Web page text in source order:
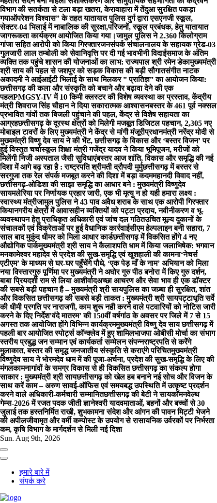
विभाग की सतर्कता से टला बड़ा खतरा, केरावाहारा में तेंदुआ सुरक्षित पकड़ा
गयाऑपरेशन विश्वास” के तहत यातायात पुलिस दुर्ग द्वारा एसएनजी स्कूल,
सेक्टर-04 भिलाई में नाबालिक की सुरक्षा,परिजनों, स्कूल प्रबंधक, हेतु यातायात
जागरूकता कार्यक्रम आयोजित किया गया।जामुल पुलिस ने 2.360 किलोग्राम
गांजा सहित आरोपी को किया गिरफ्तारजनसंपर्क संचालनालय के सहायक ग्रेड-03
गुलजारी लाल तम्बोली को सेवानिवृत्ति पर दी गई भावभीनी विदाईसमाज के अंतिम
व्यक्ति तक पहुंचे शासन की योजनाओं का लाभ: राज्यपाल श्री रमेन डेकामुख्यमंत्री
श्री साय की पहल से जशपुर को सड़क विकास की बड़ी सौगातसंगीत नाटक
अकादमी ने आईआईटी भिलाई के साथ मिलकर ” प्रातिज्ञ” का आयोजन किया:
छत्तीसगढ़ की कला और संस्कृति को बचाने और बढ़ावा देने की एक
पहलPMGSY-IV में 10 किमी क्लस्टर की विशेष व्यवस्था का प्रस्ताव, केंद्रीय
मंत्री शिवराज सिंह चौहान ने दिया सकारात्मक आश्वासनबस्तर के 461 पूर्व नक्सल
प्रभावित गांवों तक बिजली पहुंचाने की पहल, केंद्र से विशेष सहायता का
आग्रहछत्तीसगढ़ के दूरस्थ क्षेत्रों को मिलेगी मजबूत डिजिटल पहचान, 2,305 नए
मोबाइल टावरों के लिए मुख्यमंत्री ने केंद्र से मांगी मंजूरीप्रधानमंत्री नरेंद्र मोदी से
मुख्यमंत्री विष्णु देव साय ने की भेंट, छत्तीसगढ़ के विकास और ‘बस्तर विजन’ पर
हुई विस्तृत चर्चास्कूल शिक्षा मंत्री गजेंद्र यादव ने किया भूमिपूजन, मरीजों को
मिलेंगी निजी अस्पताल जैसी सुविधाएंबस्तर आज शांति, विकास और समृद्धि की नई
दिशा में आगे बढ़ रहा है : राष्ट्रपति श्रीमती द्रौपदी मुर्मुछत्तीसगढ़ में बस्तर से
सरगुजा तक रेल संपर्क मजबूत करने की दिशा में बड़ा कदममहानदी विवाद नहीं,
छत्तीसगढ़-ओडिशा की साझा समृद्धि का आधार बने : मुख्यमंत्री विष्णुदेव
सायमलेरिया पर निर्णायक प्रहार जारी, एक भी मृत्यु न हो यही हमारा लक्ष्य :
स्वास्थ्य मंत्रीजामुल पुलिस ने 43 पाव अवैध शराब के साथ एक आरोपी गिरफ्तार
कियानगरीय क्षेत्रों में आवासहीन व्यक्तियों को पट्टा प्रदाय, नवीनीकरण व भू-
व्यवस्थापन हेतु प्राधिकृत अधिकारी एवं जांच दल गठितउचित मूल्य दुकानों के
संचालकों एवं विक्रेताओं पर हुई वैधानिक कार्रवाईसीएम हेल्पलाइन बनी सहारा, 7
साल बाद मुकुंद धीमर को मिला आधार कार्डछत्तीसगढ़ में विकसित होंगे 4 नए
औद्योगिक पार्कमुख्यमंत्री श्री साय ने कैलाशपति धाम में किया जलाभिषेक: भगवान
मनकामेश्वर महादेव से प्रदेश की सुख-समृद्धि एवं खुशहाली की कामना‘नेचर्स
एटीएम’ के माध्यम से घर-घर पहुँचेंगे पौधे, ‘एक पेड़ माँ के नाम’ अभियान को मिला
नया विस्तारगुरु पूर्णिमा पर मुख्यमंत्री ने अघोर गुरु पीठ बनोरा में किए गुरु दर्शन,
बाबा प्रियदर्शी राम से लिया आशीर्वादअच्छा आचरण और सेवा भाव ही एक डॉक्टर
की सबसे बड़ी पहचान है – मुख्यमंत्री श्री सायपुलिस का जज़्बा ही सुरक्षित, शांत
और विकसित छत्तीसगढ़ की सबसे बड़ी ताकत : मुख्यमंत्री श्री सायपट्टाधृति सर्वे
की धीमी प्रगति पर नाराजगी, काम शुरू नही करने वाले पटवारियों को नोटिस जारी
करने के दिए निर्देश’वंदे मातरम’ की 150वीं वर्षगांठ के अवसर पर जिले में 7 से 15
अगस्त तक आयोजित होंगे विभिन्न कार्यक्रममुख्यमंत्री विष्णु देव साय छत्तीसगढ़ में
पहली बार आयोजित स्पोर्ट्स कॉन्क्लेव में हुए शामिलभाजपा ओबीसी मोर्चा का संभाग
स्तरीय प्रबुद्ध जन सम्मान एवं कार्यकर्ता सम्मेलन संपन्नराष्ट्रपति से करेंगे
मुलाकात, बस्तर की समृद्ध जनजातीय संस्कृति से कराएंगे परिचितमुख्यमंत्री
विष्णुदेव साय ने भोरमदेव धाम में की पूजा-अर्चना, प्रदेश की सुख-समृद्धि के लिए की
मंगलकामनागांवों के समग्र विकास से ही विकसित छत्तीसगढ़ का संकल्प होगा
साकार : मुख्यमंत्री श्री सायछत्तीसगढ़ को खेल हब बनाने नई सोच और विजन के
साथ करें काम – अरुण सावई-ऑफिस एवं समयबद्ध उपस्थिति में उत्कृष्ट प्रदर्शन
करने वाले अधिकारी-कर्मचारी सम्मानितछत्तीसगढ़ की बेटी ने सायकॉमनवेल्थ
गेम्स-2026 में रजत पदक जीती ज्ञानेश्वरी यादवमाताओं, बहनों और बच्चों से 30
जुलाई तक हस्तनिर्मित राखी, शुभकामना संदेश और आंगन की पावन मिट्टी भेजने
की अपीलजीवामृत और वर्मी कम्पोस्ट के उपयोग से रासायनिक उर्वरकों पर निर्भरता
कम, कृषि विभाग के मार्गदर्शन से मिली नई दिशा
Sun. Aug 9th, 2026
हमारे बारे में
संपर्क करे